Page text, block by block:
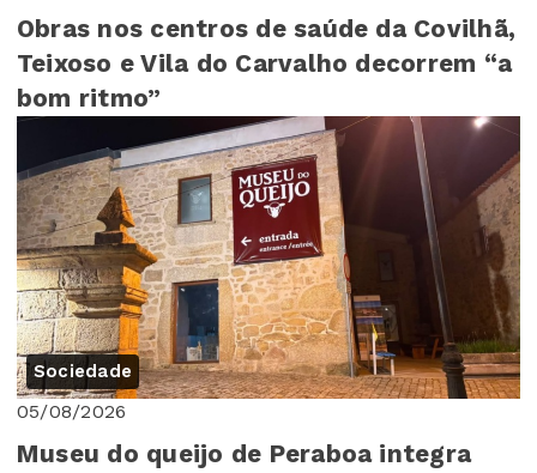
Obras nos centros de saúde da Covilhã,
Teixoso e Vila do Carvalho decorrem “a
bom ritmo”
Sociedade
05/08/2026
Museu do queijo de Peraboa integra